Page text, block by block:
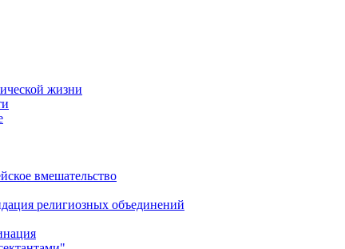
жизни
вмешательство
религиозных объединений